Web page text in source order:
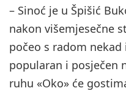
– Sinoć je u Špišić
nakon višemjesečne
počeo s radom nekad
popularan i posječen
ruhu «Oko» će